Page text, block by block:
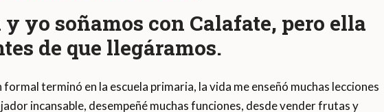
yo soñamos con Calafate, pero ella
de que llegáramos.
formal terminó en la escuela primaria, la vida me enseñó muchas lecciones
incansable, desempeñé muchas funciones, desde vender frutas y